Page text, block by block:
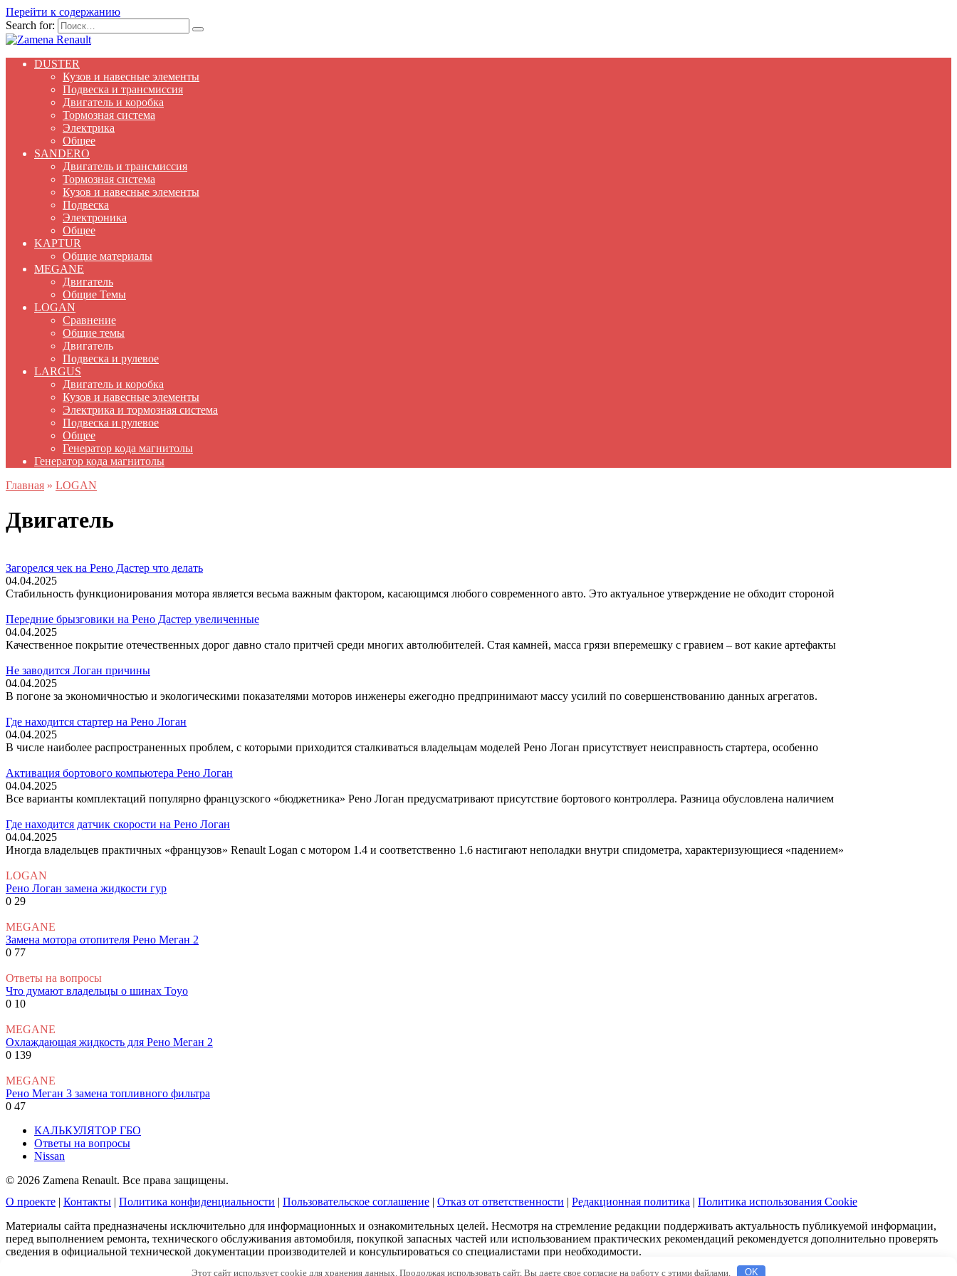
Перейти к содержанию
Search for:
DUSTER
Кузов и навесные элементы
Подвеска и трансмиссия
Двигатель и коробка
Тормозная система
Электрика
Общее
SANDERO
Двигатель и трансмиссия
Тормозная система
Кузов и навесные элементы
Подвеска
Электроника
Общее
KAPTUR
Общие материалы
MEGANE
Двигатель
Общие Темы
LOGAN
Сравнение
Общие темы
Двигатель
Подвеска и рулевое
LARGUS
Двигатель и коробка
Кузов и навесные элементы
Электрика и тормозная система
Подвеска и рулевое
Общее
Генератор кода магнитолы
Генератор кода магнитолы
Главная » LOGAN
Двигатель
Загорелся чек на Рено Дастер что делать
04.04.2025
Стабильность функционирования мотора является весьма важным фактором, касающимся любого современного авто. Это актуальное утверждение не обходит стороной
Передние брызговики на Рено Дастер увеличенные
04.04.2025
Качественное покрытие отечественных дорог давно стало притчей среди многих автолюбителей. Стая камней, масса грязи вперемешку с гравием – вот какие артефакты
Не заводится Логан причины
04.04.2025
В погоне за экономичностью и экологическими показателями моторов инженеры ежегодно предпринимают массу усилий по совершенствованию данных агрегатов.
Где находится стартер на Рено Логан
04.04.2025
В числе наиболее распространенных проблем, с которыми приходится сталкиваться владельцам моделей Рено Логан присутствует неисправность стартера, особенно
Активация бортового компьютера Рено Логан
04.04.2025
Все варианты комплектаций популярно французского «бюджетника» Рено Логан предусматривают присутствие бортового контроллера. Разница обусловлена наличием
Где находится датчик скорости на Рено Логан
04.04.2025
Иногда владельцев практичных «французов» Renault Logan с мотором 1.4 и соответственно 1.6 настигают неполадки внутри спидометра, характеризующиеся «падением»
LOGAN
Рено Логан замена жидкости гур
0 29
MEGANE
Замена мотора отопителя Рено Меган 2
0 77
Ответы на вопросы
Что думают владельцы о шинах Toyo
0 10
MEGANE
Охлаждающая жидкость для Рено Меган 2
0 139
MEGANE
Рено Меган 3 замена топливного фильтра
0 47
КАЛЬКУЛЯТОР ГБО
Ответы на вопросы
Nissan
© 2026 Zamena Renault. Все права защищены.
О проекте | Контакты | Политика конфиденциальности | Пользовательское соглашение | Отказ от ответственности | Редакционная политика | Политика использования Cookie
Материалы сайта предназначены исключительно для информационных и ознакомительных целей. Несмотря на стремление редакции поддерживать актуальность публикуемой информации,
перед выполнением ремонта, технического обслуживания автомобиля, покупкой запасных частей или использованием практических рекомендаций рекомендуется дополнительно проверять
сведения в официальной технической документации производителей и консультироваться со специалистами при необходимости.
Этот сайт использует cookie для хранения данных. Продолжая использовать сайт, Вы даете свое согласие на работу с этими файлами. OK